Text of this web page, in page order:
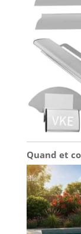
Quand et